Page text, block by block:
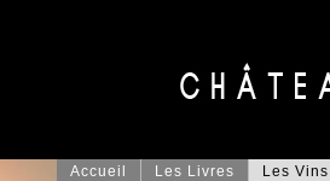
Accueil Les Livres Les Vins